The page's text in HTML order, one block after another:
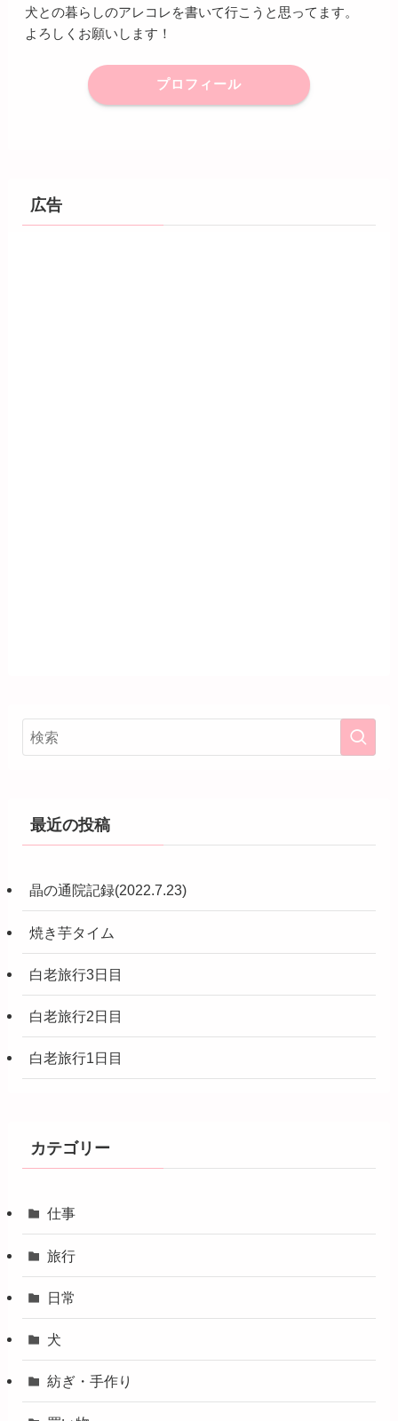
犬との暮らしのアレコレを書いて行こうと思ってます。
よろしくお願いします！
プロフィール
広告
最近の投稿
晶の通院記録(2022.7.23)
焼き芋タイム
白老旅行3日目
白老旅行2日目
白老旅行1日目
カテゴリー
仕事
旅行
日常
犬
紡ぎ・手作り